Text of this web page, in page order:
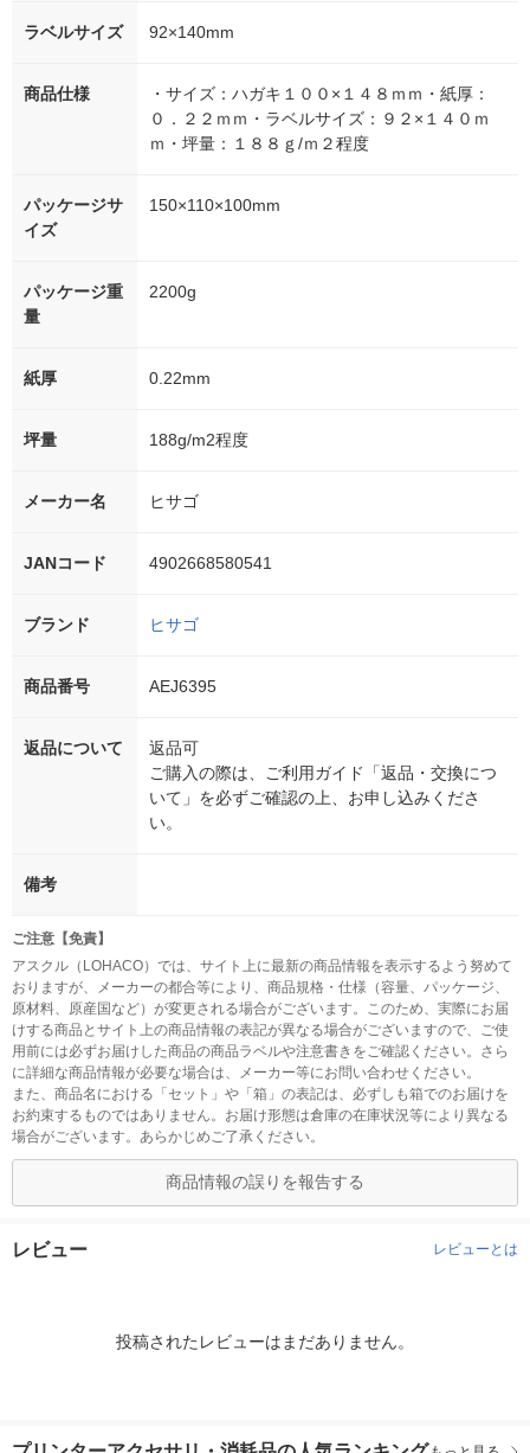
ラベルサイズ 92×140mm
商品仕様
・サイズ：ハガキ１００×１４８ｍｍ・紙厚：
０．２２ｍｍ・ラベルサイズ：９２×１４０ｍ
ｍ・坪量：１８８ｇ/ｍ２程度
パッケージサ
イズ
150×110×100mm
パッケージ重
量
2200g
紙厚 0.22mm
坪量 188g/m2程度
メーカー名 ヒサゴ
JANコード 4902668580541
ブランド ヒサゴ
商品番号 AEJ6395
返品について
返品可
ご購入の際は、ご利用ガイド「返品・交換につ
いて」を必ずご確認の上、お申し込みくださ
い。
備考
ご注意【免責】
アスクル（LOHACO）では、サイト上に最新の商品情報を表示するよう努めて
おりますが、メーカーの都合等により、商品規格・仕様（容量、パッケージ、
原材料、原産国など）が変更される場合がございます。このため、実際にお届
けする商品とサイト上の商品情報の表記が異なる場合がございますので、ご使
用前には必ずお届けした商品の商品ラベルや注意書きをご確認ください。さら
に詳細な商品情報が必要な場合は、メーカー等にお問い合わせください。
また、商品名における「セット」や「箱」の表記は、必ずしも箱でのお届けを
お約束するものではありません。お届け形態は倉庫の在庫状況等により異なる
場合がございます。あらかじめご了承ください。
商品情報の誤りを報告する
レビュー レビューとは
投稿されたレビューはまだありません。